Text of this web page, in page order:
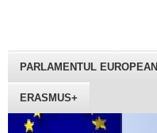
PARLAMENTUL EUROPEAN
ERASMUS+